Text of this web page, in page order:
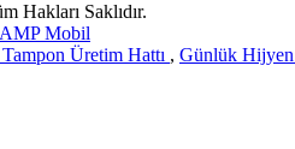
Hakları Saklıdır.
AMP Mobil
Üretim Hattı , Günlük